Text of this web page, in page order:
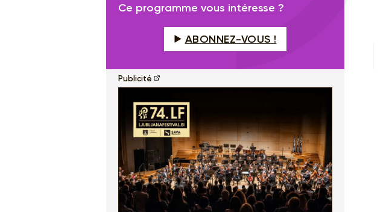
Ce programme vous intéresse ?
ABONNEZ-VOUS !
Publicité